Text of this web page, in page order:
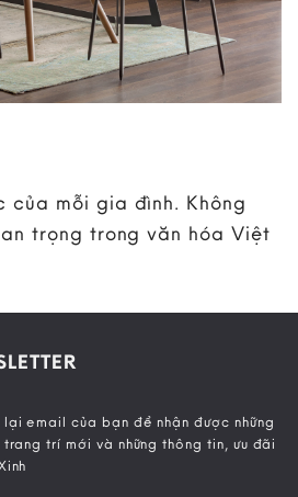
của mỗi gia đình. Không
trọng trong văn hóa Việt
email của bạn để nhận được những
trí mới và những thông tin, ưu đãi